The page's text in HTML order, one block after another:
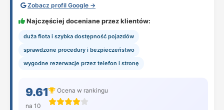
Zobacz profil Google →
Najczęściej doceniane przez klientów:
duża flota i szybka dostępność pojazdów
sprawdzone procedury i bezpieczeństwo
wygodne rezerwacje przez telefon i stronę
9.61
na 10
Ocena w rankingu